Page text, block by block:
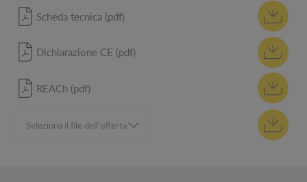
Scheda tecnica (pdf)
Dichiarazione CE (pdf)
REACh (pdf)